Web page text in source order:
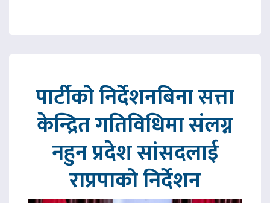
पार्टीको निर्देशनबिना सत्ता
केन्द्रित गतिविधिमा संलग्न
नहुन प्रदेश सांसदलाई
राप्रपाको निर्देशन